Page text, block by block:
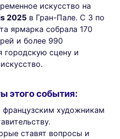
искусство на
2025 в Гран-Пале. С 3 по
ярмарка собрала 170
и более 990
городскую сцену и
этого события:
художникам
ставят вопросы и